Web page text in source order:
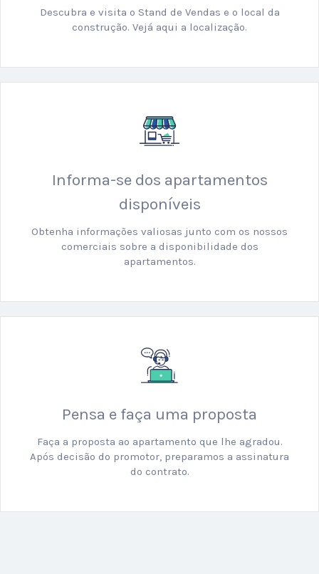
Descubra e visita o Stand de Vendas e o local da
construção. Vejá aqui a localização.
Informa-se dos apartamentos
disponíveis
Obtenha informações valiosas junto com os nossos
comerciais sobre a disponibilidade dos
apartamentos.
Pensa e faça uma proposta
Faça a proposta ao apartamento que lhe agradou.
Após decisão do promotor, preparamos a assinatura
do contrato.